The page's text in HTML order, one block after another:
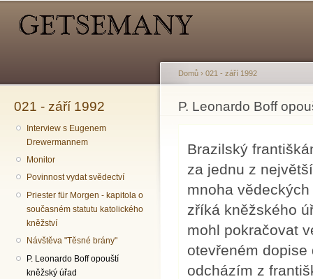
021 - září 1992
Interview s Eugenem
Drewermannem
Monitor
Povinnost vydat svědectví
Priester für Morgen - kapitola o
současném statutu katolického
kněžství
Návštěva "Těsné brány"
P. Leonardo Boff opouští
kněžský úřad
Jste zde
Domů › 021 - září 1992
P. Leonardo Boff
Brazilský
za jednu z
mnoha
zříká kněžského
mohl pokračovat
otevřeném
odcházím z